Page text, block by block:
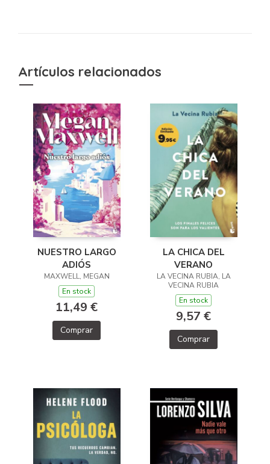
Artículos relacionados
NUESTRO LARGO
ADIÓS
MAXWELL, MEGAN
En stock
11,49 €
Comprar
LA CHICA DEL
VERANO
LA VECINA RUBIA, LA
VECINA RUBIA
En stock
9,57 €
Comprar